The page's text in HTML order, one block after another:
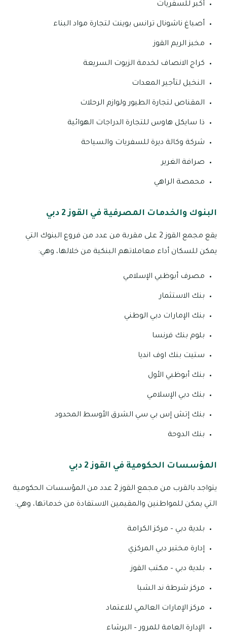
أكبر للسفريات
أصباغ ناشونال ترانس بوينت لتجارة مواد البناء
مخبز الريم القوز
كراج الانصاف لخدمة الزيوت السريعة
النخيل لتأجير المعدات
المقناص لتجارة الطيور ولوازم الرحلات
ذا سايكل هاوس للتجارة الدراجات الهوائية
شركة وكالة ديرة للسفريات والسياحة
صرافة الغرير
محمصة الراهي
البنوك والخدمات المصرفية في القوز 2 دبي
يقع مجمع القوز 2 على مقربة من عدد من فروع البنوك التي
يمكن للسكان أداء معاملاتهم البنكية من خلالها، وهي:
مصرف أبوظبي الإسلامي
بنك الاستثمار
بنك الإمارات دبي الوطني
بلوم بنك فرنسا
ستيت بنك اوف انديا
بنك أبوظبي الأول
بنك دبي الإسلامي
بنك إتش إس بي سي الشرق الأوسط المحدود
بنك الدوحة
المؤسسات الحكومية في القوز 2 دبي
يتواجد بالقرب من مجمع القوز 2 عدد من المؤسسات الحكومية
التي يمكن للمواطنين والمقيمين الاستفادة من خدماتها، وهي:
بلدية دبي – مركز الكرامة
إدارة مختبر دبي المركزي
بلدية دبي – مكتب القوز
مركز شرطة ند الشبا
مركز الإمارات العالمي للاعتماد
الإدارة العامة للمرور – البرشاء